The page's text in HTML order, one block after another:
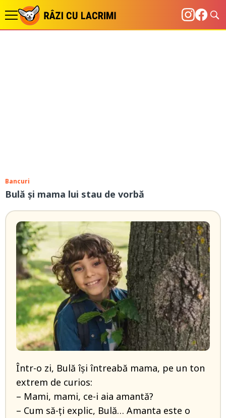
Bancuri
Bulă și mama lui stau de vorbă
Într-o zi, Bulă își întreabă mama, pe un ton
extrem de curios:
– Mami, mami, ce-i aia amantă?
– Cum să-ți explic, Bulă… Amanta este o